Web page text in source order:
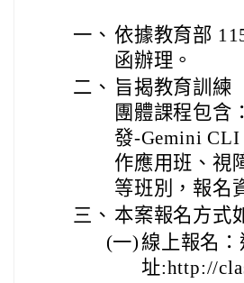
一、 依據教育部
函辦理。
二、 旨揭教育訓練
團體課程包含
發-Gemini
作應用班、視
等班別，報名
三、 本案報名方式
(一)線上報名
址:http://